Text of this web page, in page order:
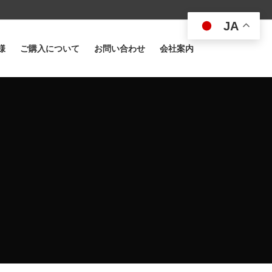
ご購入について お問い合わせ 会社案内
JA